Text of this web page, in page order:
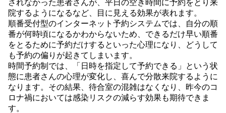
されなかった患者さんが、平日の空き時間に予約をとり来
院するようになるなど、目に見える効果が表れます。
順番受付型のインターネット予約システムでは、自分の順
番が何時頃になるかわからないため、できるだけ早い順番
をとるために予約だけするといった心理になり、どうして
も予約の偏りが起きてしまいます。
時間予約制では、「日時を指定して予約できる」という状
態に患者さんの心理が変化し、喜んで分散来院するように
なります。その結果、待合室の混雑はなくなり、昨今のコ
ロナ禍においては感染リスクの減らす効果も期待できま
す。